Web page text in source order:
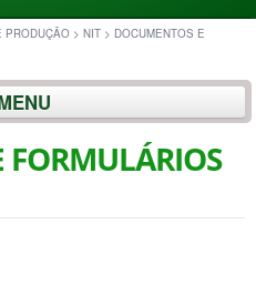
PRODUÇÃO > NIT > DOCUMENTOS E
FORMULÁRIOS